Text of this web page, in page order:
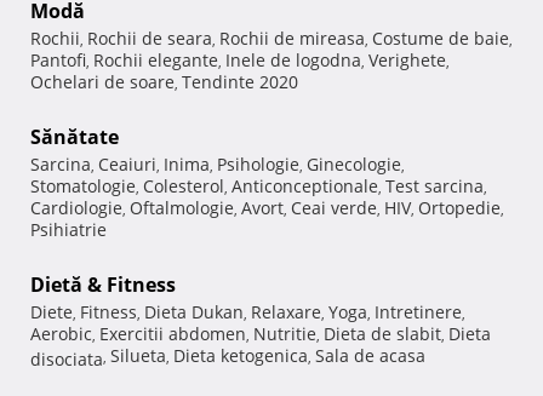
Modă
Rochii, Rochii de seara, Rochii de mireasa, Costume de baie,
Pantofi, Rochii elegante, Inele de logodna, Verighete,
Ochelari de soare, Tendinte 2020
Sănătate
Sarcina, Ceaiuri, Inima, Psihologie, Ginecologie,
Stomatologie, Colesterol, Anticonceptionale, Test sarcina,
Cardiologie, Oftalmologie, Avort, Ceai verde, HIV, Ortopedie,
Psihiatrie
Dietă & Fitness
Diete, Fitness, Dieta Dukan, Relaxare, Yoga, Intretinere,
Aerobic, Exercitii abdomen, Nutritie, Dieta de slabit, Dieta
disociata, Silueta, Dieta ketogenica, Sala de acasa